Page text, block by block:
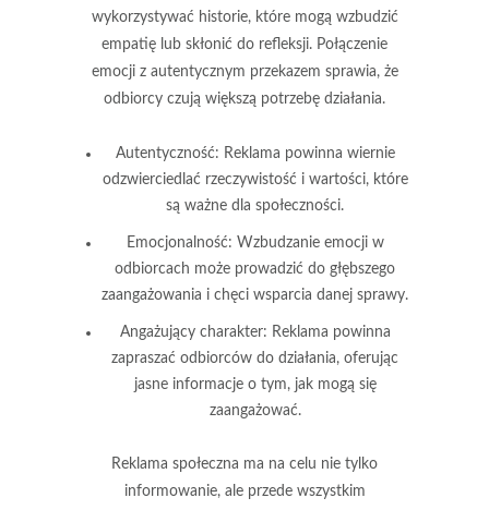
wykorzystywać historie, które mogą wzbudzić
empatię lub skłonić do refleksji. Połączenie
emocji z autentycznym przekazem sprawia, że
odbiorcy czują większą potrzebę działania.
Autentyczność: Reklama powinna wiernie
odzwierciedlać rzeczywistość i wartości, które
są ważne dla społeczności.
Emocjonalność: Wzbudzanie emocji w
odbiorcach może prowadzić do głębszego
zaangażowania i chęci wsparcia danej sprawy.
Angażujący charakter: Reklama powinna
zapraszać odbiorców do działania, oferując
jasne informacje o tym, jak mogą się
zaangażować.
Reklama społeczna ma na celu nie tylko
informowanie, ale przede wszystkim